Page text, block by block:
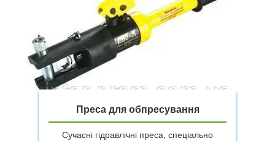
Преса для обпресування
Сучасні гідравлічні преса, спеціально